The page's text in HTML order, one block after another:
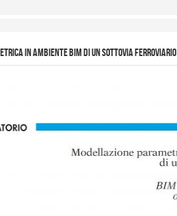
in ambiente BIM di un sottovia ferroviario